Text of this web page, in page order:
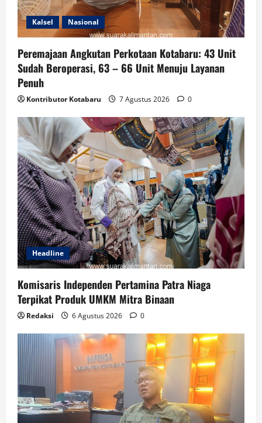
Kalsel Nasional
Peremajaan Angkutan Perkotaan Kotabaru: 43 Unit
Sudah Beroperasi, 63 – 66 Unit Menuju Layanan
Penuh
Kontributor Kotabaru 7 Agustus 2026 0
Headline
Komisaris Independen Pertamina Patra Niaga
Terpikat Produk UMKM Mitra Binaan
Redaksi 6 Agustus 2026 0